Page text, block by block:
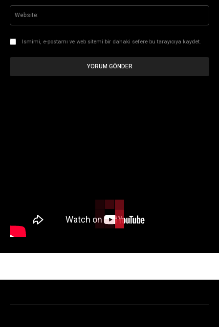
Ismimi, e-postamı ve web sitemi bir dahaki sefere bu tarayıcıya kaydet.